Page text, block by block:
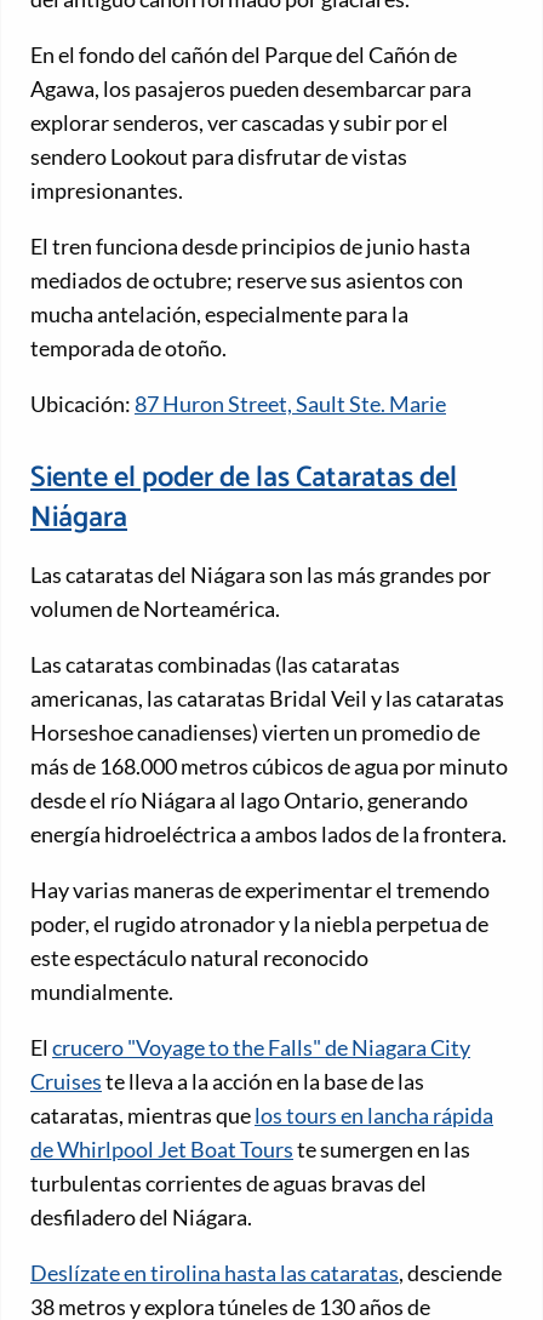
En el fondo del cañón del Parque del Cañón de
Agawa, los pasajeros pueden desembarcar para
explorar senderos, ver cascadas y subir por el
sendero Lookout para disfrutar de vistas
impresionantes.
El tren funciona desde principios de junio hasta
mediados de octubre; reserve sus asientos con
mucha antelación, especialmente para la
temporada de otoño.
Ubicación:87 Huron Street, Sault Ste. Marie
Siente el poder de las Cataratas del
Niágara
Las cataratas del Niágara son las más grandes por
volumen de Norteamérica.
Las cataratas combinadas (las cataratas
americanas, las cataratas Bridal Veil y las cataratas
Horseshoe canadienses) vierten un promedio de
más de 168.000 metros cúbicos de agua por minuto
desde el río Niágara al lago Ontario, generando
energía hidroeléctrica a ambos lados de la frontera.
Hay varias maneras de experimentar el tremendo
poder, el rugido atronador y la niebla perpetua de
este espectáculo natural reconocido
mundialmente.
Elcrucero "Voyage to the Falls" de Niagara City
Cruiseste lleva a la acción en la base de las
cataratas, mientras quelos tours en lancha rápida
de Whirlpool Jet Boat Tourste sumergen en las
turbulentas corrientes de aguas bravas del
desfiladero del Niágara.
Deslízate en tirolina hasta las cataratas, desciende
38 metros y explora túneles de 130 años de